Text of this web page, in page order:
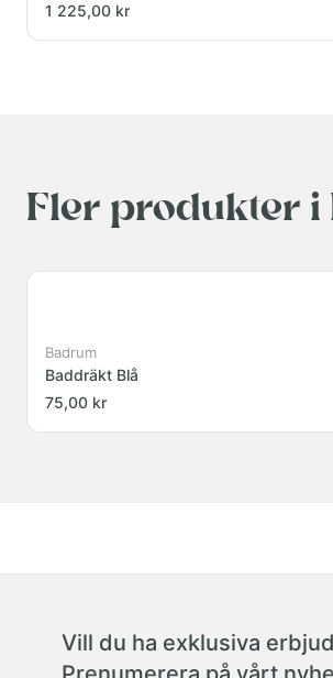
1 225,00 kr
Fler produkter i
Badrum
Baddräkt Blå
75,00 kr
Vill du ha exklusiva